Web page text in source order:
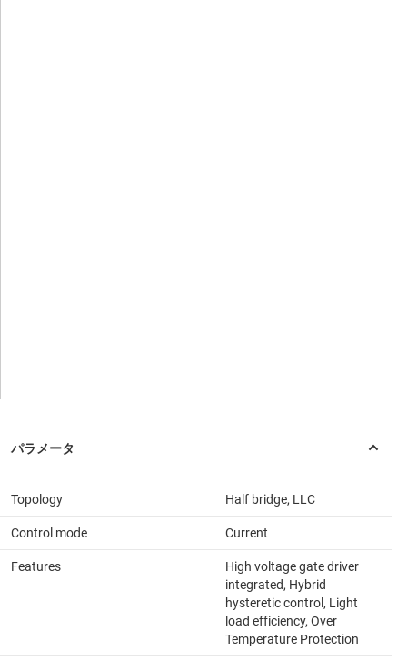
Topology Half bridge, LLC
Control mode Current
Features
High voltage gate driver
integrated, Hybrid
hysteretic control, Light
load efficiency, Over
Temperature Protection